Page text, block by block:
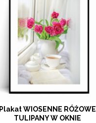
Plakat WIOSENNE RÓŻOWE
TULIPANY W OKNIE